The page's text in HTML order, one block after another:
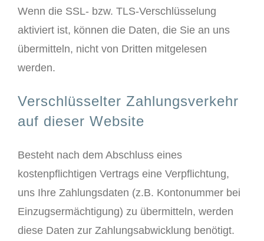
Wenn die SSL- bzw. TLS-Verschlüsselung
aktiviert ist, können die Daten, die Sie an uns
übermitteln, nicht von Dritten mitgelesen
werden.
Verschlüsselter Zahlungsverkehr
auf dieser Website
Besteht nach dem Abschluss eines
kostenpflichtigen Vertrags eine Verpflichtung,
uns Ihre Zahlungsdaten (z.B. Kontonummer bei
Einzugsermächtigung) zu übermitteln, werden
diese Daten zur Zahlungsabwicklung benötigt.